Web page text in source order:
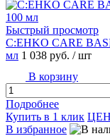
Быстрый просмотр
C:EHKO CARE
мл 1 038 руб. / шт
В корзину
Подробнее
Купить в 1 клик
В избранное